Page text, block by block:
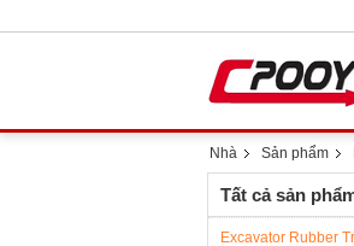
Nhà Sản phẩm
Tất cả sản
Excavator Rubber